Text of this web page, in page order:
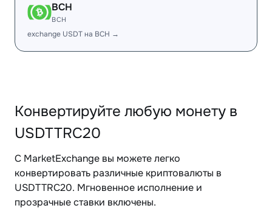
BCH
BCH
exchange USDT на BCH →
Конвертируйте любую монету в
USDTTRC20
С MarketExchange вы можете легко
конвертировать различные криптовалюты в
USDTTRC20. Мгновенное исполнение и
прозрачные ставки включены.